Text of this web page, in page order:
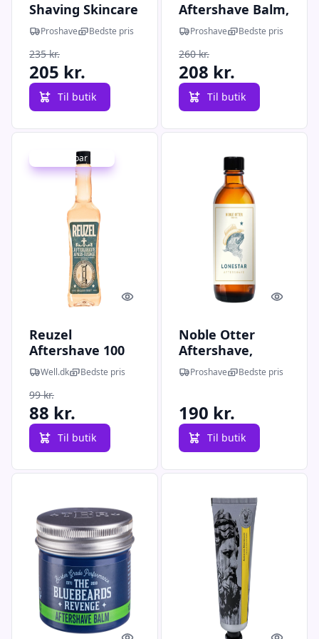
Shaving Skincare
Revitalizing
Toner, 150 ml.
Proshave Bedste pris
235 kr.
205 kr.
Til butik
Aftershave Balm,
150 ml.
Proshave Bedste pris
260 kr.
208 kr.
Til butik
Udsalg - spar 11 %
Quick look
Reuzel
Aftershave 100
ml.Well.dk Bedste pris
99 kr.
88 kr.
Til butik
Quick
Noble Otter
Aftershave,
Lonestar, 118 ml.
Proshave Bedste pris
190 kr.
Til butik